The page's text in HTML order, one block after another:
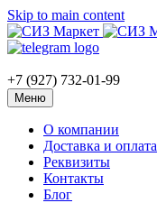
Skip to main content
+7 (927) 732-01-99
Меню
О компании
Доставка и оплата
Реквизиты
Контакты
Блог